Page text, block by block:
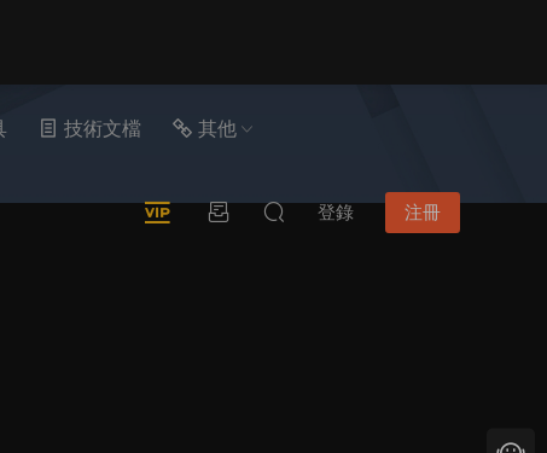
技術文檔 其他
登錄 注冊